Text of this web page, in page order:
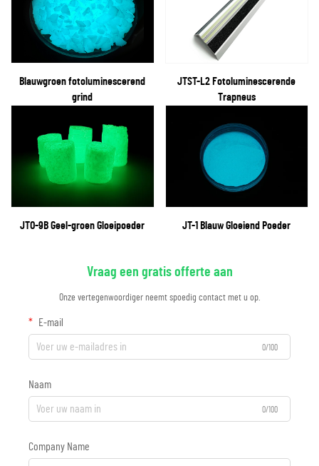
Blauwgroen fotoluminescerend
grind
JTST-L2 Fotoluminescerende
Trapneus
JTO-9B Geel-groen Gloeipoeder JT-1 Blauw Gloeiend Poeder
Vraag een gratis offerte aan
Onze vertegenwoordiger neemt spoedig contact met u op.
E-mail
0/100
Naam
0/100
Company Name